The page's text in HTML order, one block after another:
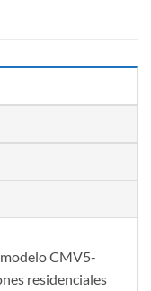
modelo CMV5-
residenciales